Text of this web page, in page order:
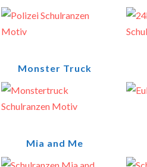
Monster Truck
Mia and Me